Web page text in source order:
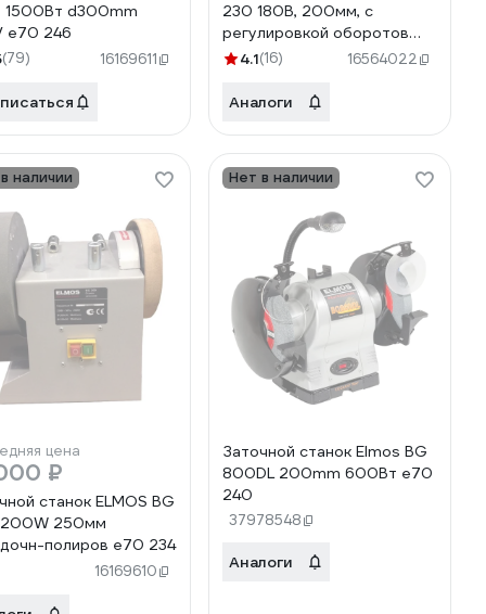
1500Вт d300mm
e70 246
(79) 16169611
230 180В, 200мм, с
регулировкой оборотов
e70384
4.1(16) 16564022
Аналоги
наличии
цена
₽
станок ELMOS BG
250мм
полиров e70 234
16169610
Нет в наличии
Заточной станок Elmos BG
800DL 200mm 600Вт e70
240
37978548
Аналоги